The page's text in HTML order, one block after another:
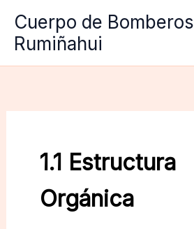
contenido
Cuerpo de Bomberos
Rumiñahui
1.1 Estructura
Orgánica